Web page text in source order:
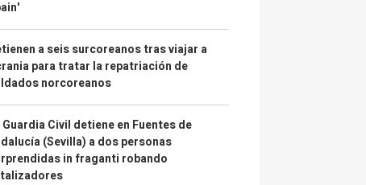
a seis surcoreanos tras viajar a
para tratar la repatriación de
norcoreanos
Guardia Civil detiene en Fuentes de
(Sevilla) a dos personas
in fraganti robando